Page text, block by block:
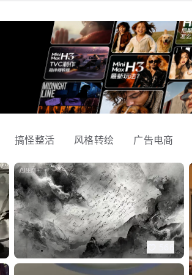
搞怪整活 风格转绘 广告电商